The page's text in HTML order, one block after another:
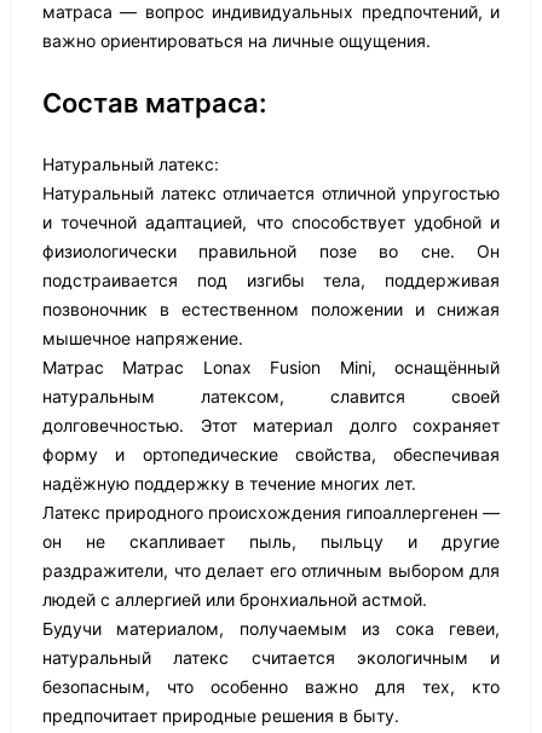
матраса — вопрос индивидуальных предпочтений, и
важно ориентироваться на личные ощущения.
Состав матраса:
Натуральный латекс:
Натуральный латекс отличается отличной упругостью
и точечной адаптацией, что способствует удобной и
физиологически правильной позе во сне. Он
подстраивается под изгибы тела, поддерживая
позвоночник в естественном положении и снижая
мышечное напряжение.
Матрас Матрас Lonax Fusion Mini, оснащённый
натуральным латексом, славится своей
долговечностью. Этот материал долго сохраняет
форму и ортопедические свойства, обеспечивая
надёжную поддержку в течение многих лет.
Латекс природного происхождения гипоаллергенен —
он не скапливает пыль, пыльцу и другие
раздражители, что делает его отличным выбором для
людей с аллергией или бронхиальной астмой.
Будучи материалом, получаемым из сока гевеи,
натуральный латекс считается экологичным и
безопасным, что особенно важно для тех, кто
предпочитает природные решения в быту.